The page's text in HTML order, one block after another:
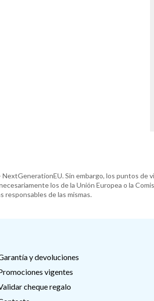
NextGenerationEU. Sin embargo, los puntos de
los de la Unión Europea o la
responsables de las mismas.
y devoluciones
vigentes
cheque regalo